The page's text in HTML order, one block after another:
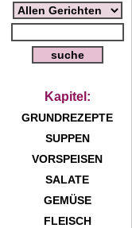
Kapitel:
GRUNDREZEPTE
SUPPEN
VORSPEISEN
SALATE
GEMÜSE
FLEISCH